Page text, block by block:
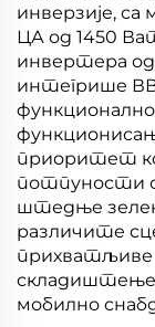
инверзије,
ЦА од 1450
инвертера
интегрише
приоритет
потпуности
штедње
различите
прихватљиве
складиштење
мобилно